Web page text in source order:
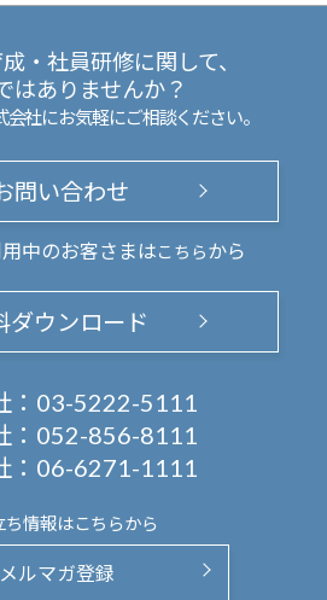
・社員研修に関して、
はありませんか？
会社にお気軽にご相談ください。
問い合わせ
中のお客さまはこちらから
ダウンロード
03-5222-5111
052-856-8111
06-6271-1111
ち情報はこちらから
メルマガ登録